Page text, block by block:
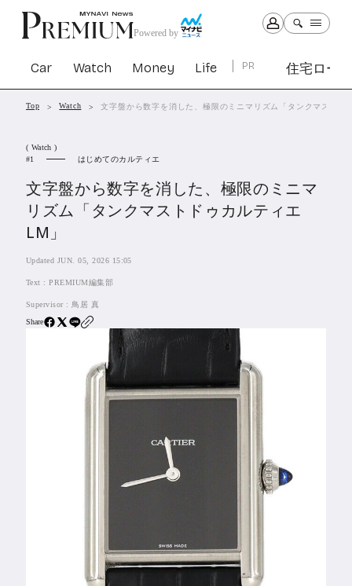
Powered by
Car Watch Money Life PR 住宅ロー
Car Watch Money
PR
住宅ローン
SBIネオトレード証券
Feature
Series
Top Watch 文字盤から数字を消した、極限のミニマリズム「タンクマストド
( Watch )
1
はじめてのカルティエ
文字盤から数字を消した、極限のミニマ
リズム「タンクマストドゥカルティエ
LM」
Updated JUN. 05, 2026 15:05
Text :PREMIUM編集部
Supervisor : 鳥居 真
Share